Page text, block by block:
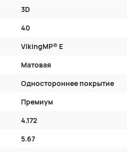
3D
40
VikingMP® E
Матовая
Одностороннее покрытие
Премиум
4.172
5.67